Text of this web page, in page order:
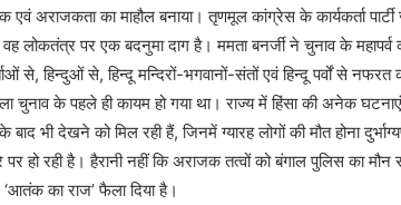
अराजकता का माहौल बनाया। तृणमूल कांग्रेस के कार्यकर्ता पार्टी
पर एक बदनुमा दाग है। ममता बनर्जी ने चुनाव के महापर्व
से, हिन्दुओं से, हिन्दू मन्दिरों-भगवानों-संतों एवं हिन्दू पर्वों से नफरत
चुनाव के पहले ही कायम हो गया था। राज्य में हिंसा की अनेक
भी देखने को मिल रही हैं, जिनमें ग्यारह लोगों की मौत होना
हो रही है। हैरानी नहीं कि अराजक तत्वों को बंगाल पुलिस का मौन
का राज’ फैला दिया है।